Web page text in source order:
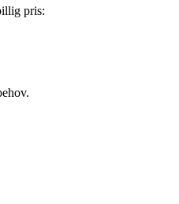
pris: